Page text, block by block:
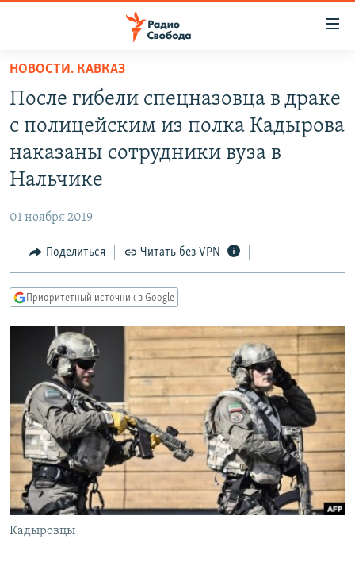
упрощенного
доступа
основному
содержанию
навигации
Вернутся
ЦИТАТЫ СВОБОДЫ
КУЛЬТУРА
IDEL.РЕАЛИИ
КАВКАЗ.РЕАЛИИ
СИБИРЬ.РЕАЛИИ
РАСПИСАНИЕ ВЕЩАНИЯ
ПОДПИШИТЕСЬ НА РАССЫЛКУ
СОЦИАЛЬНЫЕ СЕТИ
НОВОСТИ. КАВКАЗ
После гибели спецназовца в драке
с полицейским из полка Кадырова
наказаны сотрудники вуза в
Нальчике
01 ноября 2019
Поделиться Читать без VPN
Приоритетный источник в Google
Кадыровцы